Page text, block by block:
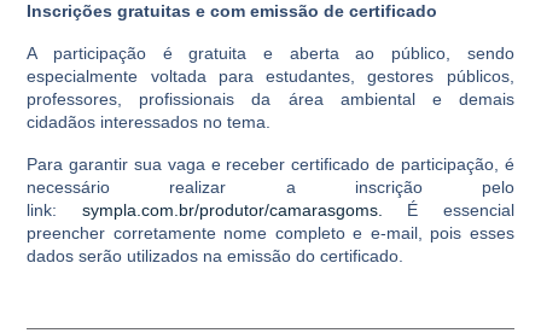
Inscrições gratuitas e com emissão de certificado
A participação é gratuita e aberta ao público, sendo
especialmente voltada para estudantes, gestores públicos,
professores, profissionais da área ambiental e demais
cidadãos interessados no tema.
Para garantir sua vaga e receber certificado de participação, é
necessário realizar a inscrição pelo
link: sympla.com.br/produtor/camarasgoms.
É essencial
preencher corretamente nome completo e e-mail, pois esses
dados serão utilizados na emissão do certificado.